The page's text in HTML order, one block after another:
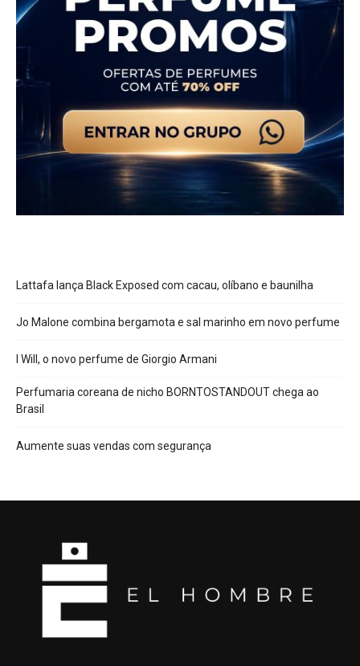
Lattafa lança Black Exposed com cacau, olíbano e baunilha
Jo Malone combina bergamota e sal marinho em novo perfume
I Will, o novo perfume de Giorgio Armani
Perfumaria coreana de nicho BORNTOSTANDOUT chega ao
Brasil
Aumente suas vendas com segurança